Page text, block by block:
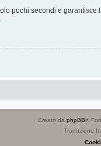
pochi secondi e
Creato da phpBB®
Traduzione